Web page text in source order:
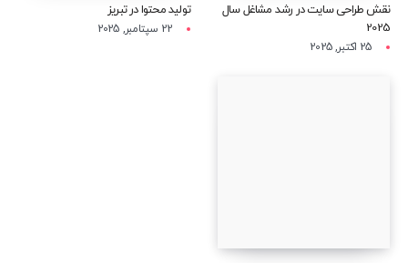
نقش طراحی سایت در رشد مشاغل سال
2025
25 اکتبر, 2025
تولید محتوا در تبریز
22 سپتامبر, 2025